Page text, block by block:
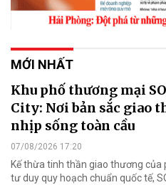
MỚI NHẤT
Khu phố thương mại
City: Nơi bản sắc giao
nhịp sống toàn cầu
07/08/2026 17:20
Kế thừa tinh thần giao thương của
tư duy quy hoạch chuẩn quốc tế,